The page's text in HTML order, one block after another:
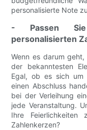
personalisierte Note
- Passen
personalisierten
Wenn es darum
der bekanntesten
Egal, ob es sich um
einen Abschluss
bei der Verleihung
jede Veranstaltung.
Ihre Feierlichkeiten
Zahlenkerzen?